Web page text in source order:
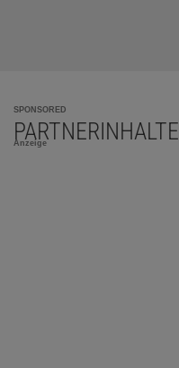
SPONSORED
PARTNERINHALTE
Anzeige